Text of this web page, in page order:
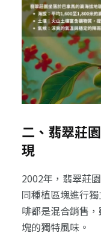
二、翡翠莊
現
2002年，翡翠莊
同種植區塊進行
啡都是混合銷售
塊的獨特風味。